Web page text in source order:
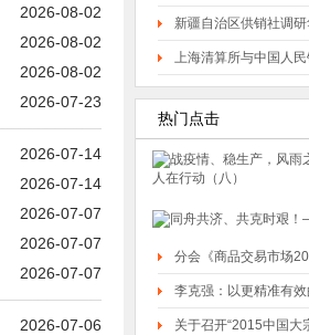
2026-08-02
2026-08-02
2026-08-02
2026-07-23
2026-07-14
2026-07-14
2026-07-07
2026-07-07
2026-07-07
2026-07-06
新疆自治区供销社调
上海清算所与中国人
热门点击
分会《商品交易市场
李克强：以更精准有
关于召开“2015中国大